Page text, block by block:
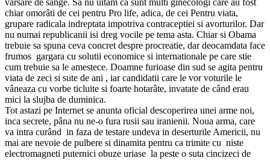
chiar omorâti de cei pentru Pro life, adica, de cei Pentru viata,
grupare radicala indreptata impotriva contraceptiei si avorturilor. Dar
nu numai republicanii isi dreg vocile pe tema asta. Chiar si Obama
trebuie sa spuna ceva concret despre procreatie, dar deocamdata face
frumos gargara cu solutii economice si internationale pe care stie
cum trebuie sa le amestece. Doamne furioase din sud se agita pentru
viata de zeci si sute de ani , iar candidatii care le vor voturile le
vâneaza cu vorbe ticluite si foarte hotarâte, invatate de când erau
mici la slujba de duminica.
Tot astazi pe Internet se anunta oficial descoperirea unei arme noi,
inca secrete, pâna nu ne-o fura rusii sau iranienii. Noua arma, care
va intra curând in faza de testare undeva in deserturile Americii, nu
mai are nevoie de pulbere si dinamita pentru ca trimite cu niste
electromagneti puternici obuze uriase la peste o suta cincizeci de